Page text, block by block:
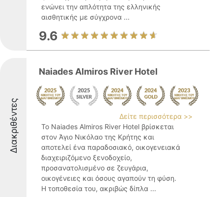
ενώνει την απλότητα της ελληνικής
αισθητικής με σύγχρονα ...
9.6
Διακριθέντες
Naiades Almiros River Hotel
Δείτε περισσότερα >>
Το Naiades Almiros River Hotel βρίσκεται
στον Άγιο Νικόλαο της Κρήτης και
αποτελεί ένα παραδοσιακό, οικογενειακά
διαχειριζόμενο ξενοδοχείο,
προσανατολισμένο σε ζευγάρια,
οικογένειες και όσους αγαπούν τη φύση.
Η τοποθεσία του, ακριβώς δίπλα ...